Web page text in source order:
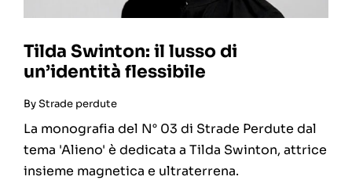
Tilda Swinton: il lusso di
un’identità flessibile
ByStrade perdute
La monografia del N° 03 di Strade Perdute dal
tema 'Alieno' è dedicata a Tilda Swinton, attrice
insieme magnetica e ultraterrena.